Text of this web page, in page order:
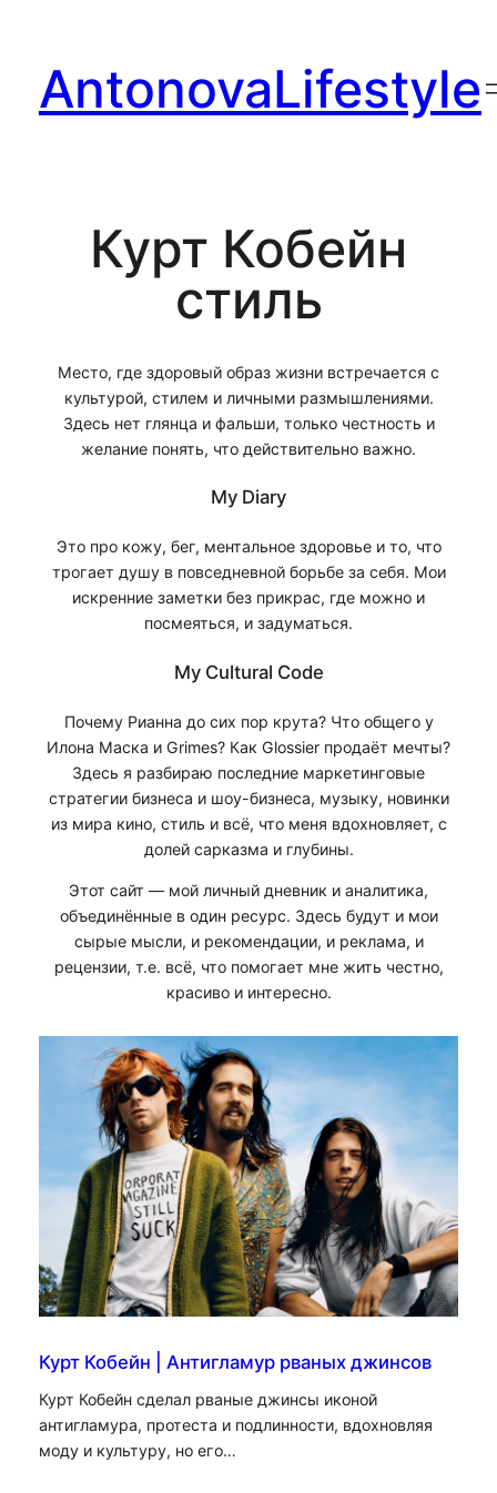
содержимому
AntonovaLifestyle
Курт Кобейн
стиль
Место, где здоровый образ жизни встречается с
культурой, стилем и личными размышлениями.
Здесь нет глянца и фальши, только честность и
желание понять, что действительно важно.
My Diary
Это про кожу, бег, ментальное здоровье и то, что
трогает душу в повседневной борьбе за себя. Мои
искренние заметки без прикрас, где можно и
посмеяться, и задуматься.
My Cultural Code
Почему Рианна до сих пор крута? Что общего у
Илона Маска и Grimes? Как Glossier продаёт мечты?
Здесь я разбираю последние маркетинговые
стратегии бизнеса и шоу-бизнеса, музыку, новинки
из мира кино, стиль и всё, что меня вдохновляет, с
долей сарказма и глубины.
Этот сайт — мой личный дневник и аналитика,
объединённые в один ресурс. Здесь будут и мои
сырые мысли, и рекомендации, и реклама, и
рецензии, т.е. всё, что помогает мне жить честно,
красиво и интересно.
Курт Кобейн | Антигламур рваных джинсов
Курт Кобейн сделал рваные джинсы иконой
антигламура, протеста и подлинности, вдохновляя
моду и культуру, но его…